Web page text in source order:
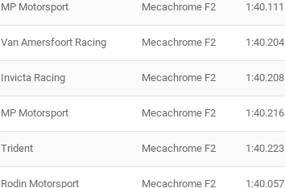
MP Motorsport Mecachrome F2 1:40.111
Van Amersfoort Racing Mecachrome F2 1:40.204
Invicta Racing Mecachrome F2 1:40.208
MP Motorsport Mecachrome F2 1:40.216
Trident Mecachrome F2 1:40.223
Rodin Motorsport Mecachrome F2 1:40.057